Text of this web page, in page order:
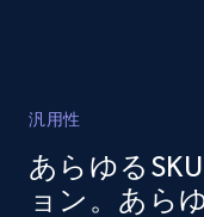
汎用性
あらゆる
ョン。あら